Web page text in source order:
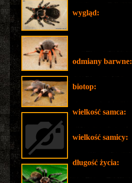
wygląd:
odmiany barwne:
biotop:
wielkość samca:
wielkość samicy:
długość życia: